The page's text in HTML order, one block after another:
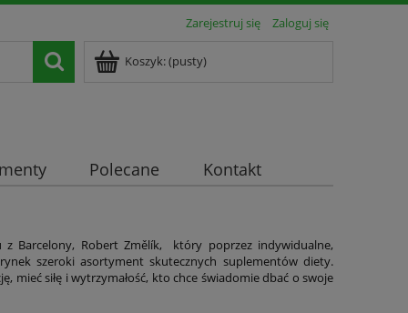
Zarejestruj się Zaloguj się
Koszyk:(pusty)
Polecane Kontakt
z Barcelony, Robert Změlík, który poprzez indywidualne,
szeroki asortyment skutecznych suplementów diety.
mieć siłę i wytrzymałość, kto chce świadomie dbać o swoje